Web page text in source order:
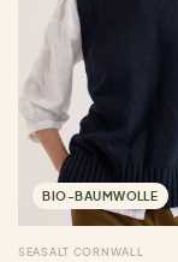
BIO-BAUMWOLLE
SEASALT CORNWALL